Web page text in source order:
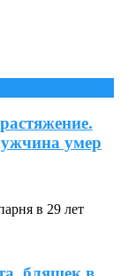
умер
в 29 лет